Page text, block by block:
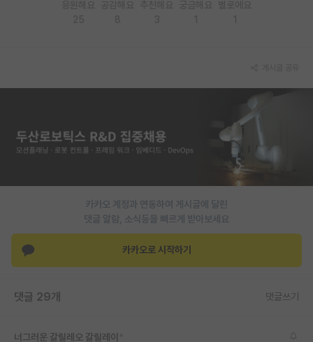
학술 정보 게시판
커리어
재팬라운지 🌸
카카오 계정과 연동하여 게시글에 달린
댓글 알람, 소식등을 빠르게 받아보세요
카카오로 시작하기
댓글 29개 댓글쓰기
너그러운 갈릴레오 갈릴레이